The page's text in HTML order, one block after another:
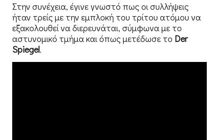
Στην συνέχεια, έγινε γνωστό πως οι συλλήψεις
ήταν τρείς με την εμπλοκή του τρίτου ατόμου να
εξακολουθεί να διερευνάται, σύμφωνα με το
αστυνομικό τμήμα και όπως μετέδωσε το Der
Spiegel.